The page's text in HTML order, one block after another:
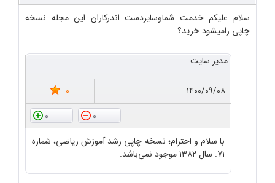
سلام علیکم خدمت شماوسایردست اندرکاران این مجله نسخه
چاپی رامیشود خرید؟
مدیر سایت
۱۴۰۰/۰۹/۰۸
0
0
0
با سلام و احترام؛ نسخه چاپی رشد آموزش ریاضی، شماره
۷۱. سال ۱۳۸۲ موجود نمی‌باشد.